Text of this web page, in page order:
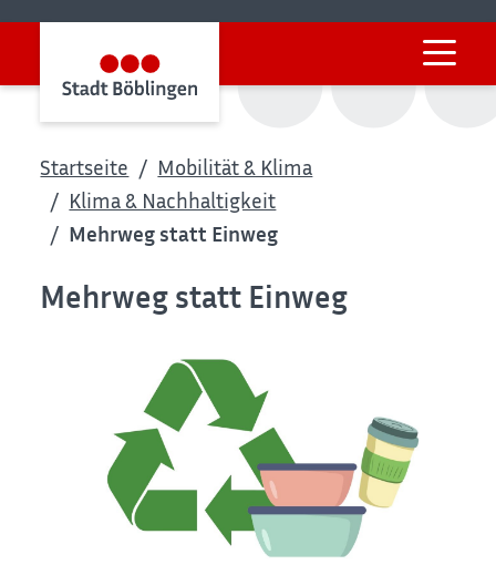
Startseite
Mobilität & Klima
Klima & Nachhaltigkeit
Mehrweg statt Einweg
Mehrweg statt Einweg